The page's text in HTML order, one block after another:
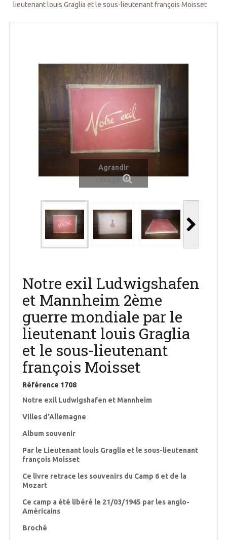
lieutenant louis Graglia et le sous-lieutenant françois Moisset
Agrandir
Notre exil Ludwigshafen
et Mannheim 2ème
guerre mondiale par le
lieutenant louis Graglia
et le sous-lieutenant
françois Moisset
Référence 1708
Notre exil Ludwigshafen et Mannheim
Villes d'Allemagne
Album souvenir
Par le Lieutenant louis Graglia et le sous-lieutenant
françois Moisset
Ce livre retrace les souvenirs du Camp 6 et de la
Mozart
Ce camp a été libéré le 21/03/1945 par les anglo-
Américains
Broché